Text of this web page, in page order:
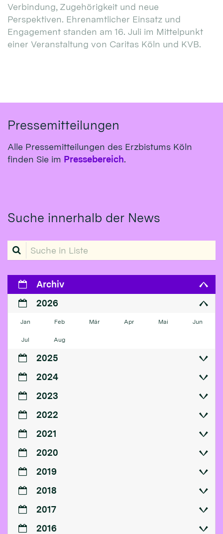
Verbindung, Zugehörigkeit und neue
Perspektiven. Ehrenamtlicher Einsatz und
Engagement standen am 16. Juli im Mittelpunkt
einer Veranstaltung von Caritas Köln und KVB.
Pressemitteilungen
Alle Pressemitteilungen des Erzbistums Köln
finden Sie im Pressebereich.
Suche innerhalb der News
Suche in Liste
Archiv
2026
Jan Feb Mär Apr Mai Jun
Jul Aug
2025
2024
2023
2022
2021
2020
2019
2018
2017
2016